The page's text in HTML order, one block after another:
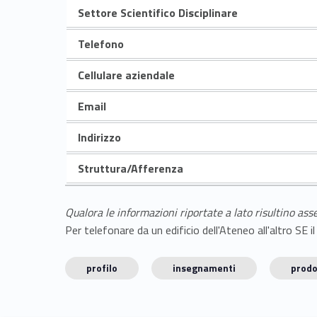
Settore Scientifico Disciplinare
Telefono
Cellulare aziendale
Email
Indirizzo
Struttura/Afferenza
Qualora le informazioni riportate a lato risultino
Per telefonare da un edificio dell'Ateneo all'altro
profilo insegnamenti